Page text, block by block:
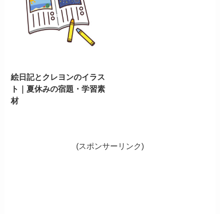
絵日記とクレヨンのイラス
ト｜夏休みの宿題・学習素
材
(スポンサーリンク)